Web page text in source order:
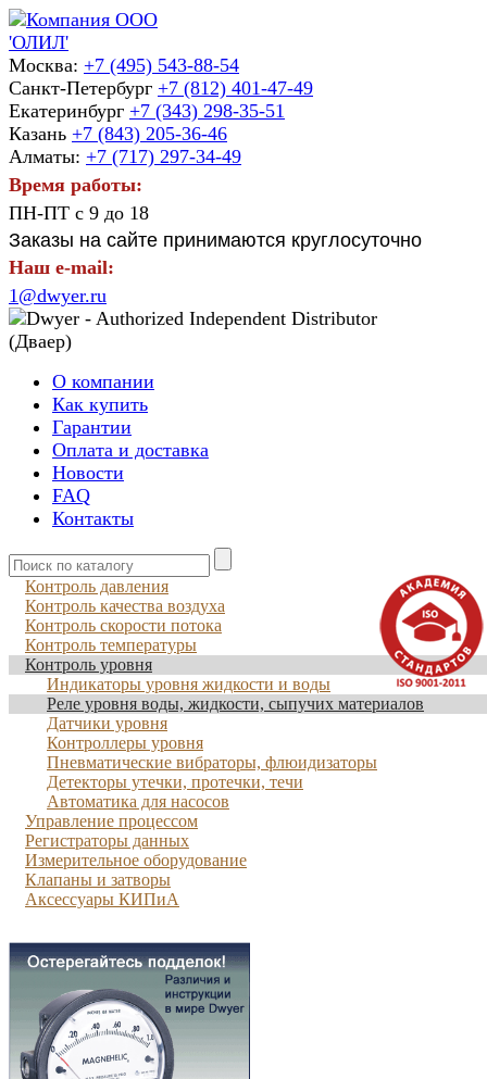
Москва: +7 (495) 543-88-54
Санкт-Петербург +7 (812) 401-47-49
Екатеринбург +7 (343) 298-35-51
Казань +7 (843) 205-36-46
Алматы: +7 (717) 297-34-49
Время работы:
ПН-ПТ с 9 до 18
Заказы на сайте принимаются круглосуточно
Наш e-mail:
1@dwyer.ru
О компании
Как купить
Гарантии
Оплата и доставка
Новости
FAQ
Контакты
Контроль давления
Контроль качества воздуха
Контроль скорости потока
Контроль температуры
Контроль уровня
Индикаторы уровня жидкости и воды
Реле уровня воды, жидкости, сыпучих материалов
Датчики уровня
Контроллеры уровня
Пневматические вибраторы, флюидизаторы
Детекторы утечки, протечки, течи
Автоматика для насосов
Управление процессом
Регистраторы данных
Измерительное оборудование
Клапаны и затворы
Аксессуары КИПиА